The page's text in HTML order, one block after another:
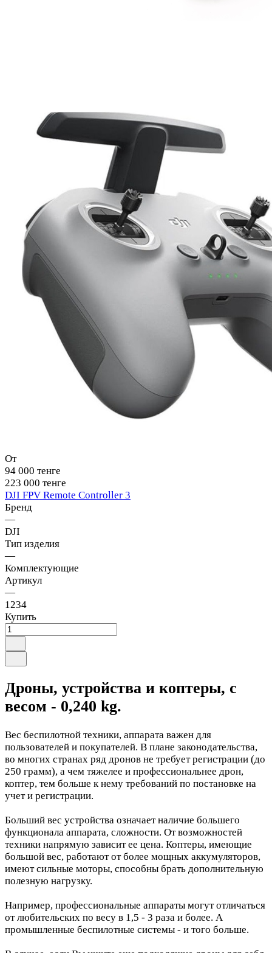
От
94 000 тенге
223 000 тенге
DJI FPV Remote Controller 3
Бренд
—
DJI
Тип изделия
—
Комплектующие
Артикул
—
1234
Купить
Дроны, устройства и коптеры, с
весом - 0,240 kg.
Вес беспилотной техники, аппарата важен для
пользователей и покупателей. В плане законодательства,
во многих странах ряд дронов не требует регистрации (до
250 грамм), а чем тяжелее и профессиональнее дрон,
коптер, тем больше к нему требований по постановке на
учет и регистрации.
Больший вес устройства означает наличие большего
функционала аппарата, сложности. От возможностей
техники напрямую зависит ее цена. Коптеры, имеющие
большой вес, работают от более мощных аккумуляторов,
имеют сильные моторы, способны брать дополнительную
полезную нагрузку.
Например, профессиональные аппараты могут отличаться
от любительских по весу в 1,5 - 3 раза и более. А
промышленные беспилотные системы - и того больше.